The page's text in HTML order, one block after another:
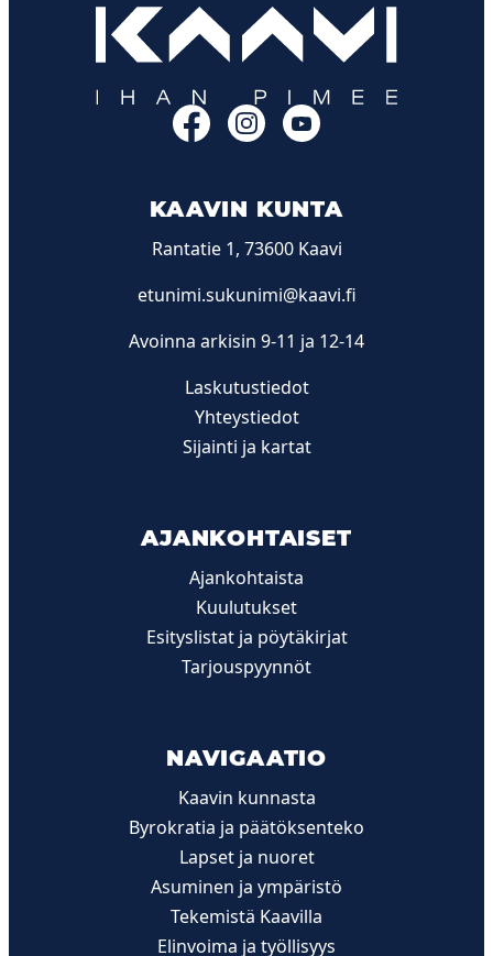
FacebookInstagram
KAAVIN KUNTA
Rantatie 1, 73600 Kaavi
etunimi.sukunimi@kaavi.fi
Avoinna arkisin 9-11 ja 12-14
Laskutustiedot
Yhteystiedot
Sijainti ja kartat
AJANKOHTAISET
Ajankohtaista
Kuulutukset
Esityslistat ja pöytäkirjat
Tarjouspyynnöt
NAVIGAATIO
Kaavin kunnasta
Byrokratia ja päätöksenteko
Lapset ja nuoret
Asuminen ja ympäristö
Tekemistä Kaavilla
Elinvoima ja työllisyys